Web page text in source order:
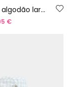
Gorro bebé algodão laranja
€